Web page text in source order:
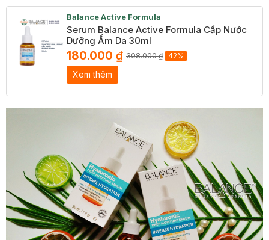
Balance Active Formula
Serum Balance Active Formula Cấp Nước
Dưỡng Ẩm Da 30ml
180.000 ₫ 308.000 ₫ 42%
Xem thêm